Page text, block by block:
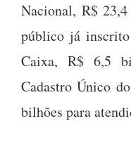
Nacional, R$
público já
Caixa, R$ 6,5
Cadastro Único
bilhões para